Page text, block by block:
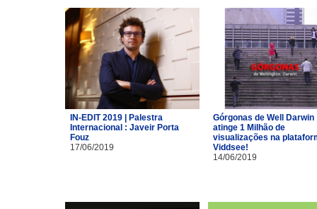
IN-EDIT 2019 | Palestra
Internacional : Javeir Porta
Fouz
17/06/2019
Górgonas de Well Darwin
atinge 1 Milhão de
visualizações na
Viddsee!
14/06/2019